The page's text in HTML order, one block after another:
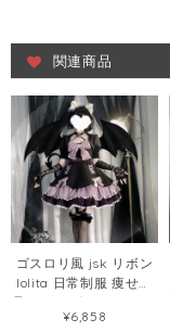
関連商品
ゴスロリ風 jsk リボン
lolita 日常制服 痩せて
見える リボン ロリータ
ワンピース57268065
¥6,858